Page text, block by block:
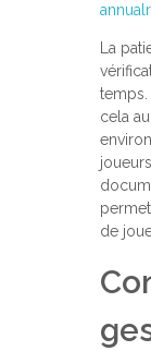
La
temps.
cela
de